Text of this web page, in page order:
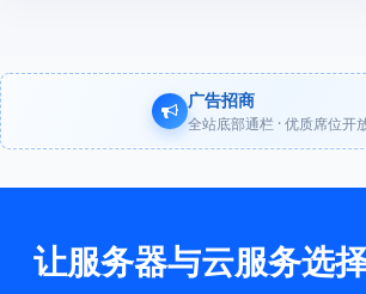
广告招商
全站底部通栏 · 优质席位开
让服务器与云服务选